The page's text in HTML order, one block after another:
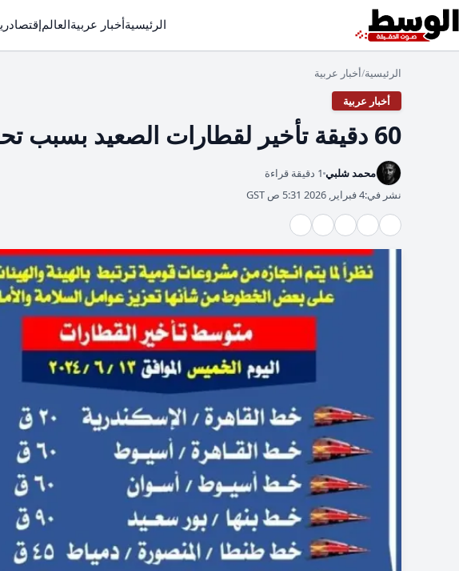
الرئيسيةأخبار عربيةالعالمإقتصاد
الرئيسية/أخبار عربية
أخبار عربية
60 دقيقة تأخير لقطارات الصعيد بسبب تحسينات السكة الحديد
محمد شلبي 1 دقيقة قراءة
نشر في:4 فبراير, 2026 5:31 ص GST